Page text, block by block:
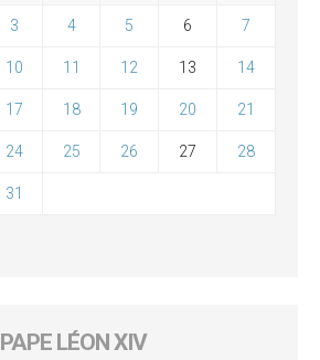
3 4 5 6 7
10 11 12 13 14
17 18 19 20 21
24 25 26 27 28
31
PAPE LÉON XIV